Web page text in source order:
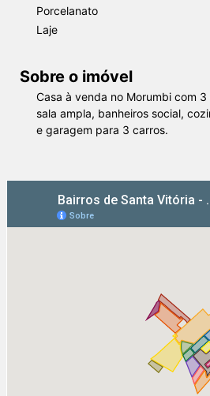
Porcelanato
Laje
Sobre o imóvel
Casa à venda no Morumbi com
sala ampla, banheiros social,
e garagem para 3 carros.